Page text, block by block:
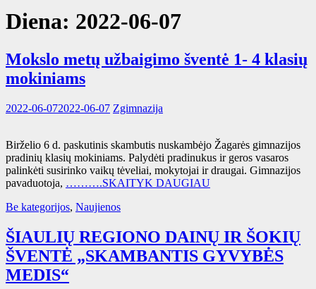
Diena: 2022-06-07
Mokslo metų užbaigimo šventė 1- 4 klasių
mokiniams
2022-06-072022-06-07 Zgimnazija
Birželio 6 d. paskutinis skambutis nuskambėjo Žagarės gimnazijos
pradinių klasių mokiniams. Palydėti pradinukus ir geros vasaros
palinkėti susirinko vaikų tėveliai, mokytojai ir draugai. Gimnazijos
pavaduotoja, ……….SKAITYK DAUGIAU
Be kategorijos, Naujienos
ŠIAULIŲ REGIONO DAINŲ IR ŠOKIŲ
ŠVENTĖ „SKAMBANTIS GYVYBĖS
MEDIS“